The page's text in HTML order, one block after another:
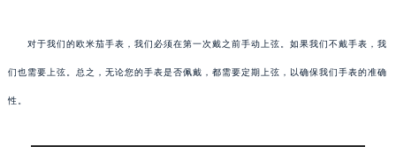
对于我们的欧米茄手表，我们必须在第一次戴之前手动上弦。如果我们不戴手表，我
们也需要上弦。总之，无论您的手表是否佩戴，都需要定期上弦，以确保我们手表的准确
性。